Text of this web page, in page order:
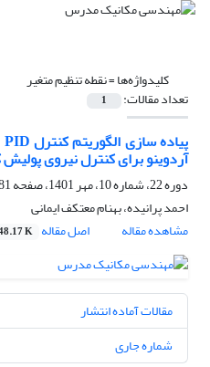
کلیدواژه‌ها =نقطه تنظیم متغیر
تعداد مقالات: 1
آردوینو برای کنترل نیروی
دوره 22، شماره 10، مهر 1401، صفحه
86
احمد پرانیده، بهنام معتکف ایمانی
مشاهده مقاله
اصل مقاله K
مقالات آماده انتشار
شماره جاری